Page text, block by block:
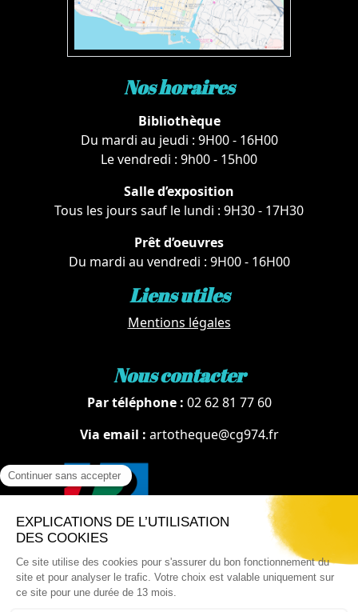
Nos horaires
Bibliothèque
Du mardi au jeudi : 9H00 - 16H00
Le vendredi : 9h00 - 15h00
Salle d’exposition
Tous les jours sauf le lundi : 9H30 - 17H30
Prêt d’oeuvres
Du mardi au vendredi : 9H00 - 16H00
Liens utiles
Mentions légales
Nous contacter
Par téléphone : 02 62 81 77 60
Via email : artotheque@cg974.fr